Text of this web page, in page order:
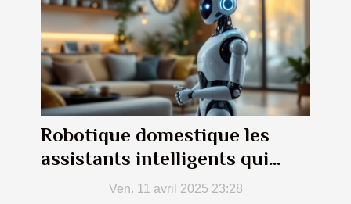
Robotique domestique les
assistants intelligents qui
transformeront votre
Ven. 11 avril 2025 23:28